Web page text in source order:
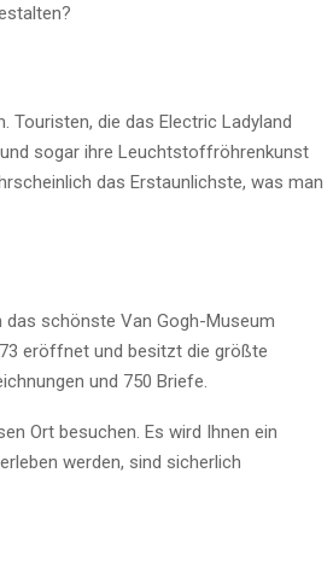
die das Electric Ladyland
sogar ihre Leuchtstoffröhrenkunst
das Erstaunlichste, was man
das schönste Van Gogh-Museum
eröffnet und besitzt die größte
und 750 Briefe.
Ort besuchen. Es wird Ihnen ein
werden, sind sicherlich